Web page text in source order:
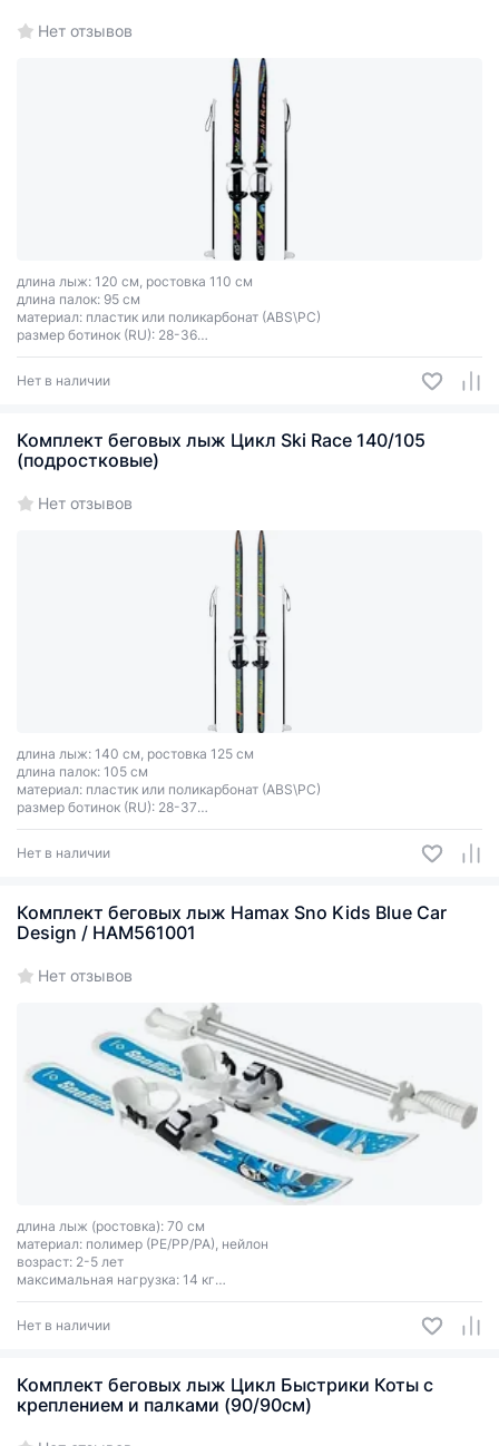
Нет отзывов
длина лыж: 120 см, ростовка 110 см
длина палок: 95 см
материал: пластик или поликарбонат (ABS\PC)
размер ботинок (RU): 28-36
тип креплений: универсальное Цикл
Нет в наличии
Комплект беговых лыж Цикл Ski Race 140/105
(подростковые)
Нет отзывов
длина лыж: 140 см, ростовка 125 см
длина палок: 105 см
материал: пластик или поликарбонат (ABS\PC)
размер ботинок (RU): 28-37
тип креплений: универсальное Цикл
Нет в наличии
Комплект беговых лыж Hamax Sno Kids Blue Car
Design / HAM561001
Нет отзывов
длина лыж (ростовка): 70 см
материал: полимер (PE/PP/PA), нейлон
возраст: 2-5 лет
максимальная нагрузка: 14 кг
тип креплений: универсальные, 2 ремня
Нет в наличии
Комплект беговых лыж Цикл Быстрики Коты с
креплением и палками (90/90см)